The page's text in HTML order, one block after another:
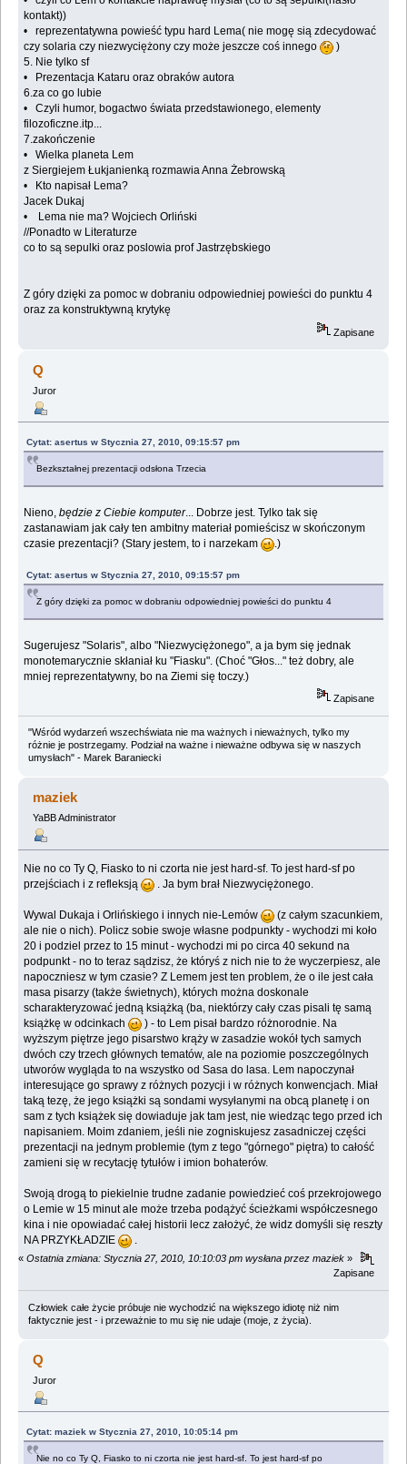
kontakt))
• reprezentatywna powieść typu hard Lema( nie mogę sią zdecydować
czy solaria czy niezwyciężony czy może jeszcze coś innego
)
5. Nie tylko sf
• Prezentacja Kataru oraz obraków autora
6.za co go lubie
• Czyli humor, bogactwo świata przedstawionego, elementy
filozoficzne.itp...
7.zakończenie
• Wielka planeta Lem
z Siergiejem Łukjanienką rozmawia Anna Żebrowską
• Kto napisał Lema?
Jacek Dukaj
• Lema nie ma? Wojciech Orliński
//Ponadto w Literaturze
co to są sepulki oraz poslowia prof Jastrzębskiego
Z góry dzięki za pomoc w dobraniu odpowiedniej powieści do punktu 4
oraz za konstruktywną krytykę
Zapisane
Q
Juror
Cytat: asertus w Stycznia 27, 2010, 09:15:57 pm
Bezkształnej prezentacji odsłona Trzecia
Nieno,będzie z Ciebie komputer... Dobrze jest. Tylko tak się
zastanawiam jak cały ten ambitny materiał pomieścisz w skończonym
czasie prezentacji? (Stary jestem, to i narzekam
.)
Cytat: asertus w Stycznia 27, 2010, 09:15:57 pm
Z góry dzięki za pomoc w dobraniu odpowiedniej powieści do punktu 4
Sugerujesz "Solaris", albo "Niezwyciężonego", a ja bym się jednak
monotemarycznie skłaniał ku "Fiasku". (Choć "Głos..." też dobry, ale
mniej reprezentatywny, bo na Ziemi się toczy.)
Zapisane
"Wśród wydarzeń wszechświata nie ma ważnych i nieważnych, tylko my
różnie je postrzegamy. Podział na ważne i nieważne odbywa się w naszych
umysłach" - Marek Baraniecki
maziek
YaBB Administrator
Nie no co Ty Q, Fiasko to ni czorta nie jest hard-sf. To jest hard-sf po
przejściach i z refleksją
. Ja bym brał Niezwyciężonego.
Wywal Dukaja i Orlińskiego i innych nie-Lemów
(z całym szacunkiem,
ale nie o nich). Policz sobie swoje własne podpunkty - wychodzi mi koło
20 i podziel przez to 15 minut - wychodzi mi po circa 40 sekund na
podpunkt - no to teraz sądzisz, że któryś z nich nie to że wyczerpiesz, ale
napoczniesz w tym czasie? Z Lemem jest ten problem, że o ile jest cała
masa pisarzy (także świetnych), których można doskonale
scharakteryzować jedną książką (ba, niektórzy cały czas pisali tę samą
książkę w odcinkach
) - to Lem pisał bardzo różnorodnie. Na
wyższym piętrze jego pisarstwo krąży w zasadzie wokół tych samych
dwóch czy trzech głównych tematów, ale na poziomie poszczególnych
utworów wygląda to na wszystko od Sasa do lasa. Lem napoczynał
interesujące go sprawy z różnych pozycji i w różnych konwencjach. Miał
taką tezę, że jego książki są sondami wysyłanymi na obcą planetę i on
sam z tych książek się dowiaduje jak tam jest, nie wiedząc tego przed ich
napisaniem. Moim zdaniem, jeśli nie zogniskujesz zasadniczej części
prezentacji na jednym problemie (tym z tego "górnego" piętra) to całość
zamieni się w recytację tytułów i imion bohaterów.
Swoją drogą to piekielnie trudne zadanie powiedzieć coś przekrojowego
o Lemie w 15 minut ale może trzeba podążyć ścieżkami współczesnego
kina i nie opowiadać całej historii lecz założyć, że widz domyśli się reszty
NA PRZYKŁADZIE
.
« Ostatnia zmiana: Stycznia 27, 2010, 10:10:03 pm wysłana przez maziek »
Zapisane
Człowiek całe życie próbuje nie wychodzić na większego idiotę niż nim
faktycznie jest - i przeważnie to mu się nie udaje (moje, z życia).
Q
Juror
Cytat: maziek w Stycznia 27, 2010, 10:05:14 pm
Nie no co Ty Q, Fiasko to ni czorta nie jest hard-sf. To jest hard-sf po